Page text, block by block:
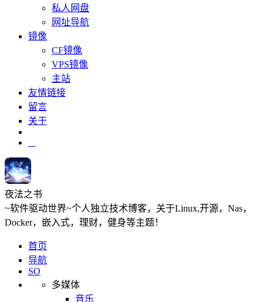
私人网盘
网址导航
镜像
CF镜像
VPS镜像
主站
友情链接
留言
关于
夜法之书
~软件驱动世界~个人独立技术博客，关于Linux,开源，Nas，
Docker，嵌入式，理财，健身等主题！
首页
导航
SO
多媒体
音乐